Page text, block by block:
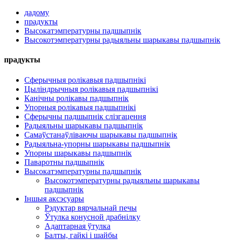
дадому
прадукты
Высокатэмпературны падшыпнік
Высокотэмпературны радыяльны шарыкавы падшыпнік
прадукты
Сферычныя ролікавыя падшыпнікі
Цыліндрычныя ролікавыя падшыпнікі
Канічны ролікавы падшыпнік
Упорныя ролікавыя падшыпнікі
Сферычны падшыпнік слізгацення
Радыяльны шарыкавы падшыпнік
Самаўстанаўліваючы шарыкавы падшыпнік
Радыяльна-упорны шарыкавы падшыпнік
Упорны шарыкавы падшыпнік
Паваротны падшыпнік
Высокатэмпературны падшыпнік
Высокотэмпературны радыяльны шарыкавы
падшыпнік
Іншыя аксэсуары
Рэдуктар вярчальнай печы
Ўтулка конусной драбнілку
Адаптарная ўтулка
Балты, гайкі і шайбы